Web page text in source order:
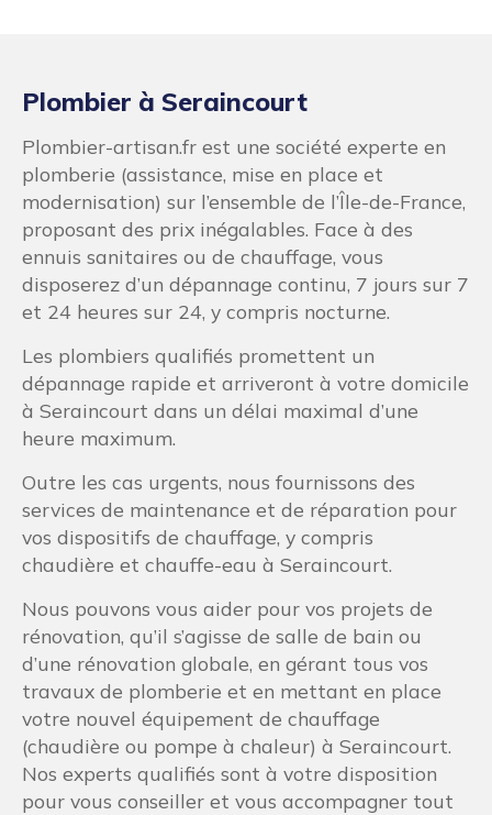
Plombier à Seraincourt
Plombier-artisan.fr est une société experte en
plomberie (assistance, mise en place et
modernisation) sur l’ensemble de l’Île-de-France,
proposant des prix inégalables. Face à des
ennuis sanitaires ou de chauffage, vous
disposerez d’un dépannage continu, 7 jours sur 7
et 24 heures sur 24, y compris nocturne.
Les plombiers qualifiés promettent un
dépannage rapide et arriveront à votre domicile
à Seraincourt dans un délai maximal d’une
heure maximum.
Outre les cas urgents, nous fournissons des
services de maintenance et de réparation pour
vos dispositifs de chauffage, y compris
chaudière et chauffe-eau à Seraincourt.
Nous pouvons vous aider pour vos projets de
rénovation, qu’il s’agisse de salle de bain ou
d’une rénovation globale, en gérant tous vos
travaux de plomberie et en mettant en place
votre nouvel équipement de chauffage
(chaudière ou pompe à chaleur) à Seraincourt.
Nos experts qualifiés sont à votre disposition
pour vous conseiller et vous accompagner tout